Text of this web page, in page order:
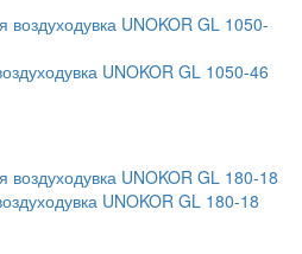
UNOKOR GL 1050-46
UNOKOR GL 180-18